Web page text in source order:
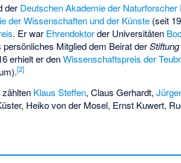
der Deutschen Akademie der Naturforscher
der Wissenschaften und der Künste (seit
. Er war Ehrendoktorder Universitäten
persönliches Mitglied dem Beirat der
erhielt er denWissenschaftspreis der
[2]
zählten Klaus Steffen,Claus Gerhardt,
Heiko von der Mosel, Ernst Kuwert,